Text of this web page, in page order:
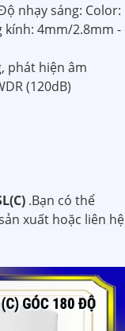
nhạy sáng: Color:
kính: 4mm/2.8mm -
phát hiện âm
(120dB)
.Bạn có thể
xuất hoặc liên hệ